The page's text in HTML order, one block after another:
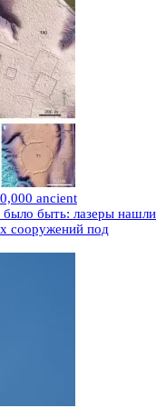
ancient
быть: лазеры нашли
сооружений под